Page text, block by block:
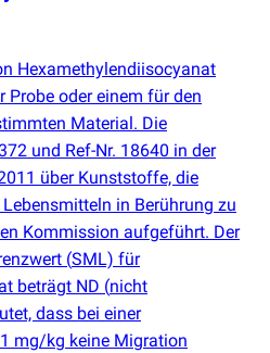
Hexamethylendiisocyanat
Probe oder einem für den
Material. Die
und Ref-Nr. 18640 in der
über Kunststoffe, die
in Berührung zu
Kommission aufgeführt. Der
(SML) für
beträgt ND (nicht
dass bei einer
mg/kg keine Migration